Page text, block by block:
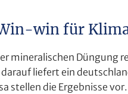
win für
mineralischen Düngung
liefert ein
stellen die Ergebnisse vor.